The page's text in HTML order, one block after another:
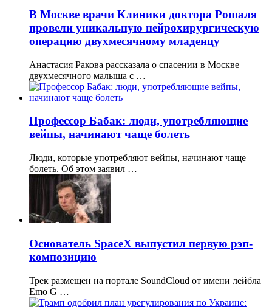
В Москве врачи Клиники доктора Рошаля
провели уникальную нейрохирургическую
операцию двухмесячному младенцу
Анастасия Ракова рассказала о спасении в Москве
двухмесячного малыша с …
Профессор Бабак: люди, употребляющие
вейпы, начинают чаще болеть
Люди, которые употребляют вейпы, начинают чаще
болеть. Об этом заявил …
Основатель SpaceX выпустил первую рэп-
композицию
Трек размещен на портале SoundCloud от имени лейбла
Emo G …